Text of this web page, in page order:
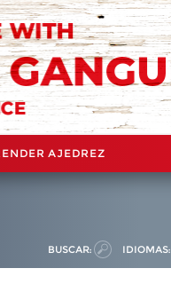
AJEDREZ
BUSCAR: IDIOMAS: